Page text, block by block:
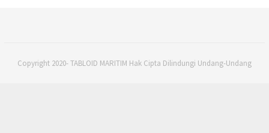
Copyright 2020- TABLOID MARITIM Hak Cipta Dilindungi Undang-Undang